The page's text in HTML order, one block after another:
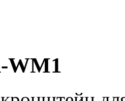
WM1